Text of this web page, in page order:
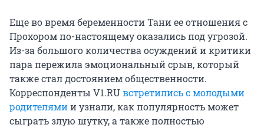
Еще во время беременности Тани ее отношения с
Прохором по-настоящему оказались под угрозой.
Из-за большого количества осуждений и критики
пара пережила эмоциональный срыв, который
также стал достоянием общественности.
Корреспонденты V1.RUвстретились с молодыми
родителямии узнали, как популярность может
сыграть злую шутку, а также полностью